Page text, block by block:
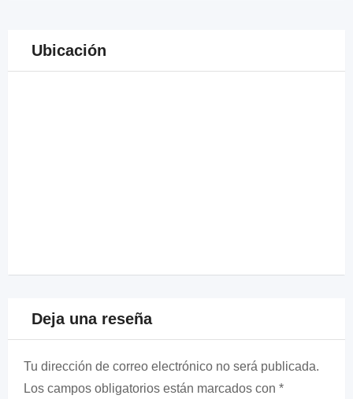
Ubicación
Deja una reseña
Tu dirección de correo electrónico no será publicada.
Los campos obligatorios están marcados con *